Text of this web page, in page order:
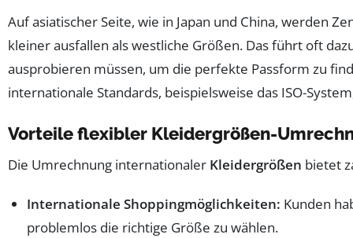
Auf asiatischer Seite, wie in Japan und China, werden
kleiner ausfallen als westliche Größen. Das führt oft
ausprobieren müssen, um die perfekte Passform zu
internationale Standards, beispielsweise das ISO-
Vorteile flexibler Kleidergrößen-
Die Umrechnung internationaler Kleidergrößen bietet
Internationale Shoppingmöglichkeiten: Kunden
problemlos die richtige Größe zu wählen.